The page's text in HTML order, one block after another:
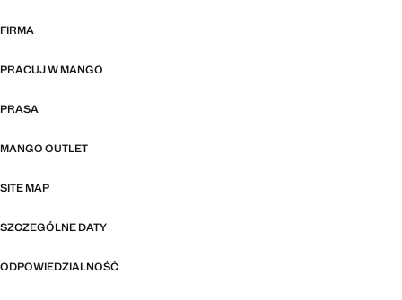
FIRMA
PRACUJ W MANGO
PRASA
MANGO OUTLET
SITE MAP
SZCZEGÓLNE DATY
ODPOWIEDZIALNOŚĆ